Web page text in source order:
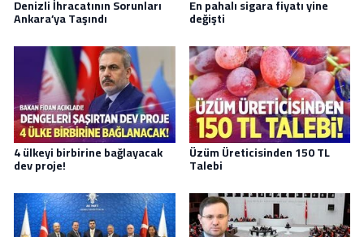
Denizli İhracatının Sorunları
Ankara’ya Taşındı
En pahalı sigara fiyatı yine
değişti
4 ülkeyi birbirine bağlayacak
dev proje!
Üzüm Üreticisinden 150 TL
Talebi